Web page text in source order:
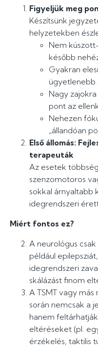
Figyeljük meg
Készítsünk
helyzetekben
Nem
később
Gyakran
ügyetlenebb
Nagy
pont az
Nehezen
„állandóan
Első állomás:
terapeuták
Az esetek
szenzomotoros
sokkal árnyaltabb
idegrendszeri
Miért fontos ez?
A neurológus
például
idegrendszeri
skálázást finom
A TSMT vagy
során nemcsak a
hanem
eltéréseket (pl.
érzékelés, taktilis